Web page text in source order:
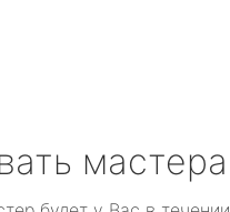
мастера